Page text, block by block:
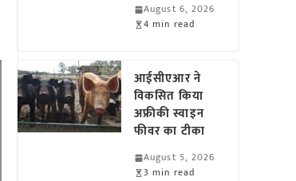
August 6, 2026
4 min read
आईसीएआर ने
विकसित किया
अफ्रीकी स्वाइन
फीवर का टीका
August 5, 2026
3 min read